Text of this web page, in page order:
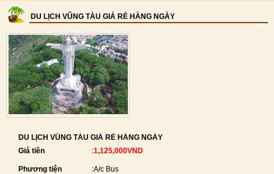
DU LỊCH VŨNG TÀU GIÁ RẺ HÀNG NGÀY
DU LỊCH VŨNG TÀU GIÁ RẺ HÀNG NGÀY
Giá tiền
:1,125,000VND
Phương tiện :A/c Bus